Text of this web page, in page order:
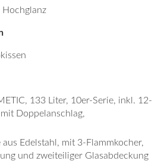
133 Liter, 10er-Serie, inkl. 12-
Doppelanschlag,
Edelstahl, mit 3-Flammkocher,
und zweiteiliger Glasabdeckung